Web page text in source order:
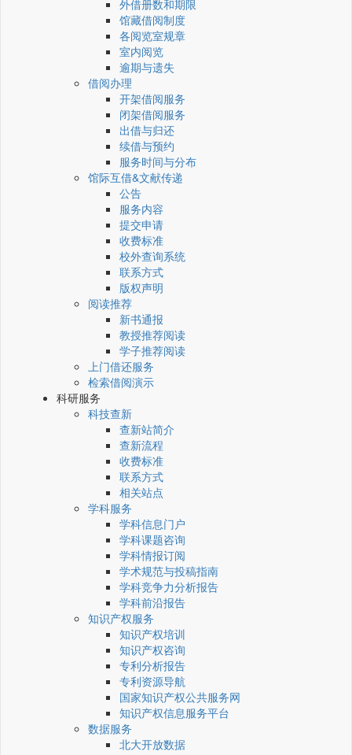
外借册数和期限
馆藏借阅制度
各阅览室规章
室内阅览
逾期与遗失
借阅办理
开架借阅服务
闭架借阅服务
出借与归还
续借与预约
服务时间与分布
馆际互借&文献传递
公告
服务内容
提交申请
收费标准
校外查询系统
联系方式
版权声明
阅读推荐
新书通报
教授推荐阅读
学子推荐阅读
上门借还服务
检索借阅演示
科研服务
科技查新
查新站简介
查新流程
收费标准
联系方式
相关站点
学科服务
学科信息门户
学科课题咨询
学科情报订阅
学术规范与投稿指南
学科竞争力分析报告
学科前沿报告
知识产权服务
知识产权培训
知识产权咨询
专利分析报告
专利资源导航
国家知识产权公共服务网
知识产权信息服务平台
数据服务
北大开放数据